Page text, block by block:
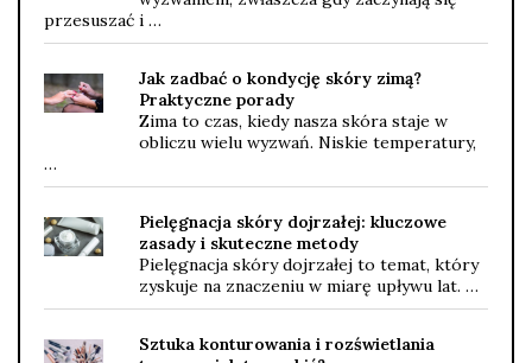
przesuszać i …
Jak zadbać o kondycję skóry zimą?
Praktyczne porady
Zima to czas, kiedy nasza skóra staje w
obliczu wielu wyzwań. Niskie temperatury,
…
Pielęgnacja skóry dojrzałej: kluczowe
zasady i skuteczne metody
Pielęgnacja skóry dojrzałej to temat, który
zyskuje na znaczeniu w miarę upływu lat. …
Sztuka konturowania i rozświetlania